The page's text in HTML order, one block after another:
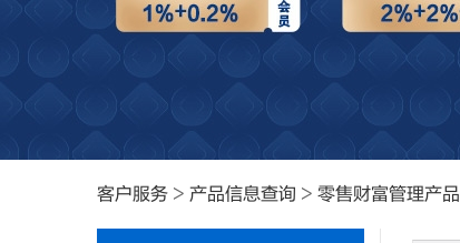
客户服务 > 产品信息查询 > 零售财富管理产品